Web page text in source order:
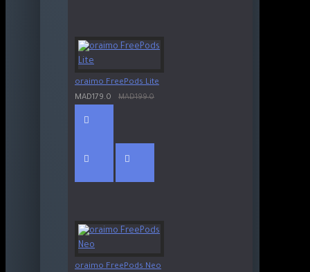
oraimo FreePods Lite
MAD179.0
MAD199.0
oraimo FreePods Neo